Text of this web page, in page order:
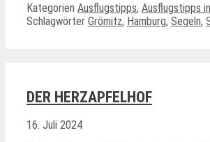
Kategorien Ausflugstipps, Ausflugstipps
Schlagwörter Grömitz, Hamburg, Segeln,
DER HERZAPFELHOF
16. Juli 2024